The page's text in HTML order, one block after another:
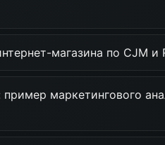
магазина по CJM и
маркетингового